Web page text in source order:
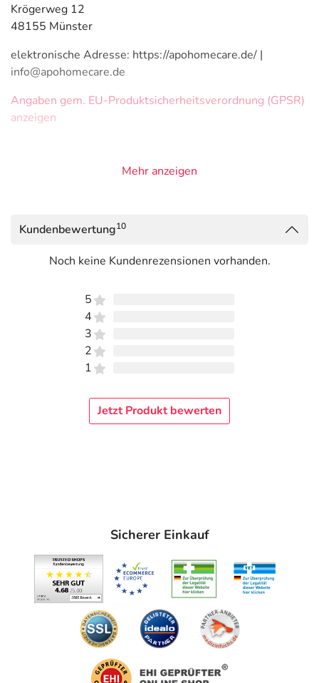
Krögerweg 12
48155 Münster
elektronische Adresse: https://apohomecare.de/ |
info@apohomecare.de
Angaben gem. EU-Produktsicherheitsverordnung (GPSR)
anzeigen
Mehr anzeigen
Kundenbewertung10
Noch keine Kundenrezensionen vorhanden.
5
4
3
2
1
Jetzt Produkt bewerten
Sicherer Einkauf